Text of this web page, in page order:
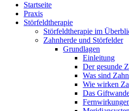
Startseite
Praxis
Störfeldtherapie
Störfeldtherapie im
Zahnherde und Störfelder
Grundlagen
Einleitung
Der gesunde
Was sind
Wie wirken
Das